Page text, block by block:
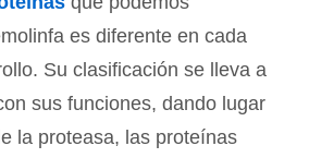
es diferente en cada
Su clasificación se lleva a
sus funciones, dando lugar
la proteasa, las proteínas